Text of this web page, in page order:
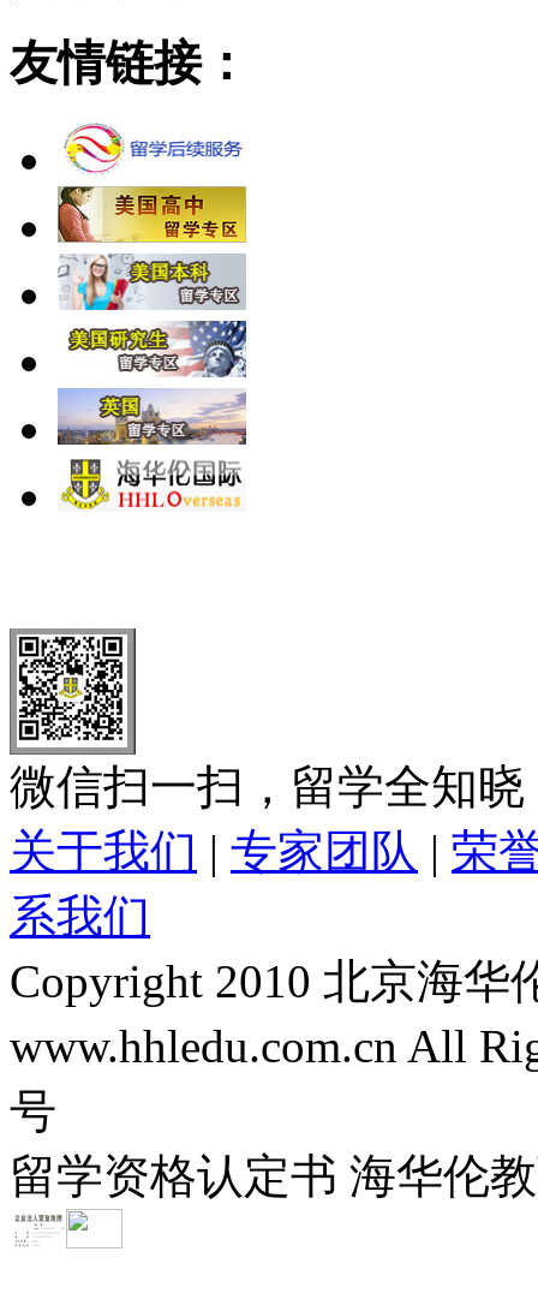
友情链接：
微信扫一扫，留学全知晓
关于我们 | 专家团队 | 荣
系我们
Copyright 2010 北京海
www.hhledu.com.cn All
号
留学资格认定书 海华伦